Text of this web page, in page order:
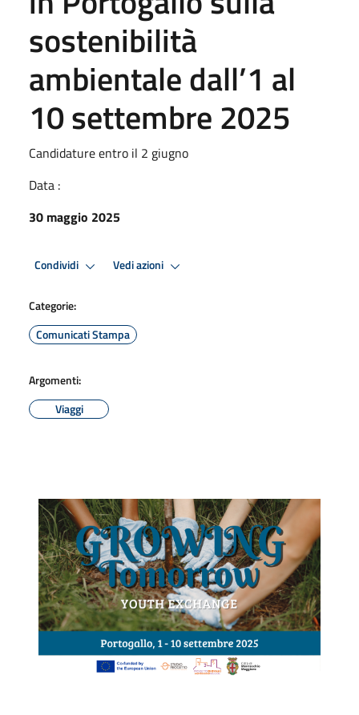
sostenibilità
ambientale dall’1 al
10 settembre 2025
Candidature entro il 2 giugno
Data :
30 maggio 2025
Condividi Vedi azioni
Categorie:
Comunicati Stampa
Argomenti:
Viaggi